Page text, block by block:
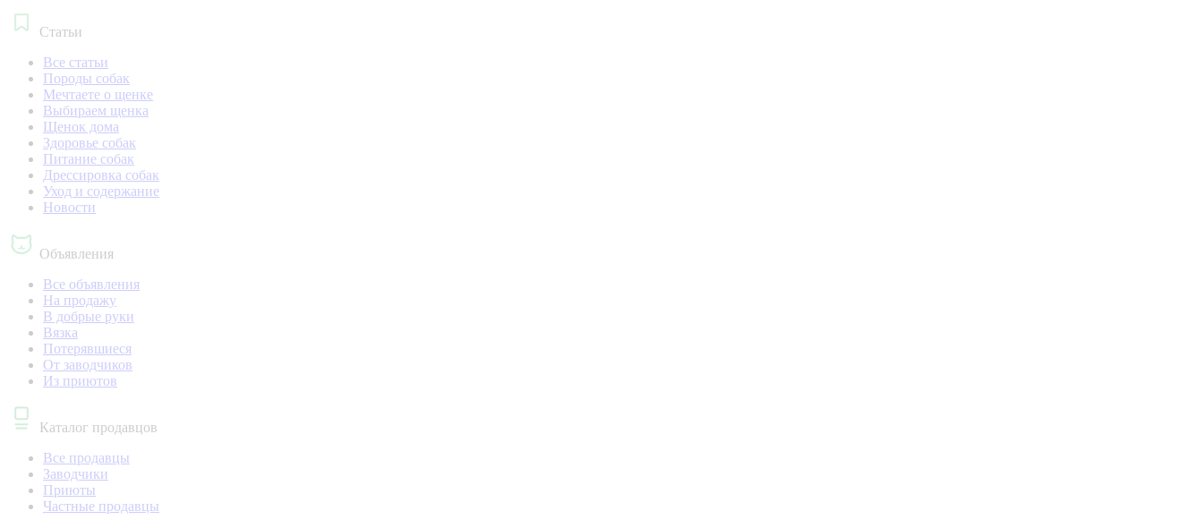
Статьи
Все статьи
Породы собак
Мечтаете о щенке
Выбираем щенка
Щенок дома
Здоровье собак
Питание собак
Дрессировка собак
Уход и содержание
Новости
Объявления
Все объявления
На продажу
В добрые руки
Вязка
Потерявшиеся
От заводчиков
Из приютов
Каталог продавцов
Все продавцы
Заводчики
Приюты
Частные продавцы